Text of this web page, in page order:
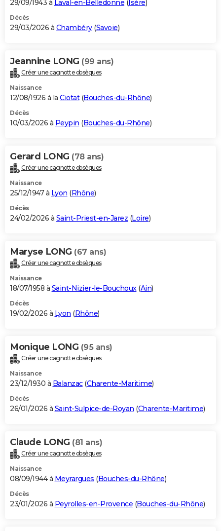
29/09/1943 à Laval-en-Belledonne ( Isère)
Décès
29/03/2026 à Chambéry(Savoie)
Jeannine LONG (99 ans)
Créer une cagnotte obsèques
Naissance
12/08/1926 à la Ciotat(Bouches-du-Rhône)
Décès
10/03/2026 à Peypin (Bouches-du-Rhône)
Gerard LONG (78 ans)
Créer une cagnotte obsèques
Naissance
25/12/1947 à Lyon (Rhône)
Décès
24/02/2026 à Saint-Priest-en-Jarez (Loire)
Maryse LONG (67 ans)
Créer une cagnotte obsèques
Naissance
18/07/1958 à Saint-Nizier-le-Bouchoux(Ain)
Décès
19/02/2026 à Lyon (Rhône)
Monique LONG (95 ans)
Créer une cagnotte obsèques
Naissance
23/12/1930 à Balanzac(Charente-Maritime)
Décès
26/01/2026 à Saint-Sulpice-de-Royan (Charente-Maritime)
Claude LONG (81 ans)
Créer une cagnotte obsèques
Naissance
08/09/1944 à Meyrargues (Bouches-du-Rhône)
Décès
23/01/2026 à Peyrolles-en-Provence (Bouches-du-Rhône)